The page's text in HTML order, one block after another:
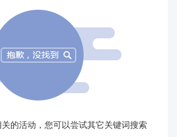
的活动，您可以尝试其它关键词搜索